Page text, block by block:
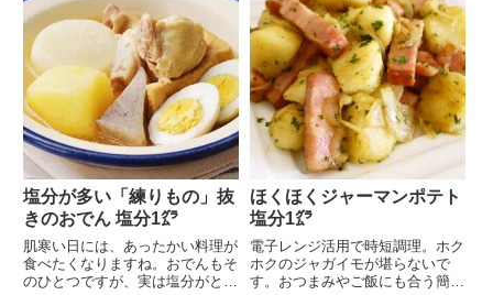
塩分が多い「練りもの」抜
きのおでん 塩分1㌘
肌寒い日には、あったかい料理が
食べたくなりますね。おでんもそ
のひとつですが、実は塩分がとて
ほくほくジャーマンポテト
塩分1㌘
電子レンジ活用で時短調理。ホク
ホクのジャガイモが堪らないで
す。おつまみやご飯にも合う簡単